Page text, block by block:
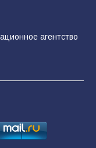
награды
агентство